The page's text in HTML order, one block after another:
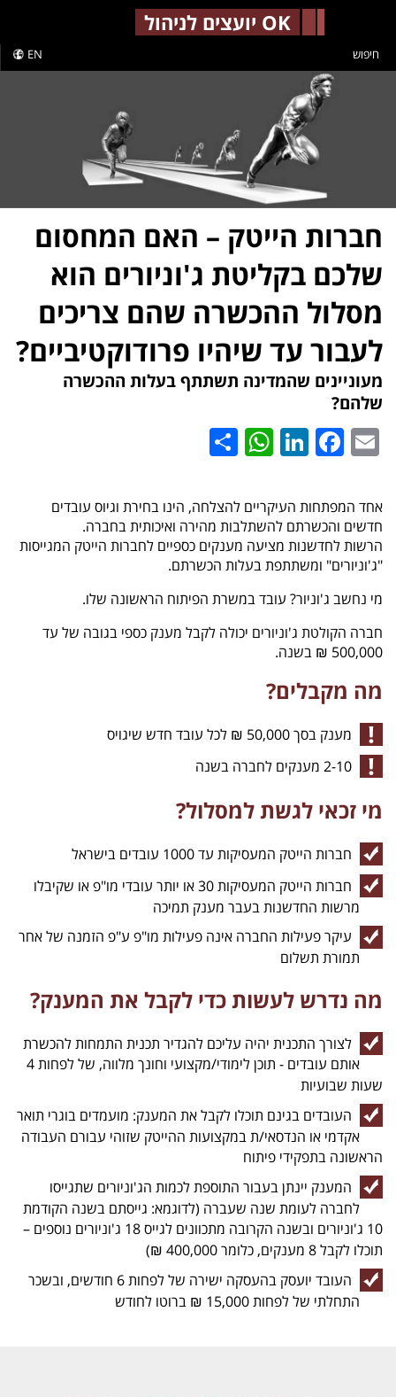
OK יועצים לניהול
EN חיפוש
חברות הייטק – האם המחסום
שלכם בקליטת ג'וניורים הוא
מסלול ההכשרה שהם צריכים
לעבור עד שיהיו פרודוקטיביים?
מעוניינים שהמדינה תשתתף בעלות ההכשרה
שלהם?
Email
Facebook
LinkedIn
WhatsApp
אחד המפתחות העיקריים להצלחה, הינו בחירת וגיוס עובדים
חדשים והכשרתם להשתלבות מהירה ואיכותית בחברה.
הרשות לחדשנות מציעה מענקים כספיים לחברות הייטק המגייסות
"ג'וניורים" ומשתתפת בעלות הכשרתם.
מי נחשב ג'וניור? עובד במשרת הפיתוח הראשונה שלו.
חברה הקולטת ג'וניורים יכולה לקבל מענק כספי בגובה של עד
500,000 ₪ בשנה.
מה מקבלים?
מענק בסך 50,000 ₪ לכל עובד חדש שיגויס
2-10 מענקים לחברה בשנה
מי זכאי לגשת למסלול?
חברות הייטק המעסיקות עד 1000 עובדים בישראל
חברות הייטק המעסיקות 30 או יותר עובדי מו"פ או שקיבלו
מרשות החדשנות בעבר מענק תמיכה
עיקר פעילות החברה אינה פעילות מו"פ ע"פ הזמנה של אחר
תמורת תשלום
מה נדרש לעשות כדי לקבל את המענק?
לצורך התכנית יהיה עליכם להגדיר תכנית התמחות להכשרת
אותם עובדים - תוכן לימודי/מקצועי וחונך מלווה, של לפחות 4
שעות שבועיות
העובדים בגינם תוכלו לקבל את המענק: מועמדים בוגרי תואר
אקדמי או הנדסאי/ת במקצועות ההייטק שזוהי עבורם העבודה
הראשונה בתפקידי פיתוח
המענק יינתן בעבור התוספת לכמות הג'וניורים שתגייסו
לחברה לעומת שנה שעברה (לדוגמא: גייסתם בשנה הקודמת
10 ג'וניורים ובשנה הקרובה מתכוונים לגייס 18 ג'וניורים נוספים –
תוכלו לקבל 8 מענקים, כלומר 400,000 ₪)
העובד יועסק בהעסקה ישירה של לפחות 6 חודשים, ובשכר
התחלתי של לפחות 15,000 ₪ ברוטו לחודש